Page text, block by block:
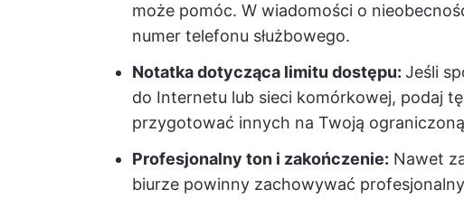
może pomóc. W wiadomości o
numer telefonu służbowego.
Notatka dotycząca limitu dostępu: Jeśli
do Internetu lub sieci komórkowej, podaj
przygotować innych na Twoją
Profesjonalny ton i zakończenie: Nawet
biurze powinny zachowywać